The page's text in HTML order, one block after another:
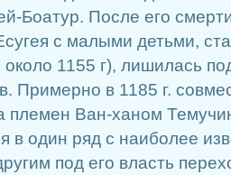
Боатур. После его
с малыми детьми,
1155 г), лишилась
Примерно в 1185 г.
племен Ван-ханом
в один ряд с наиболее
под его власть